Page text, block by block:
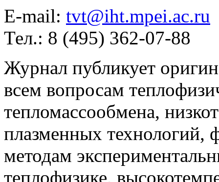
E-mail: tvt@iht.mpei.ac.ru
Тел.: 8 (495) 362-07-88
Журнал публикует
всем вопросам
тепломассообмена,
плазменных технологий,
методам
теплофизике,